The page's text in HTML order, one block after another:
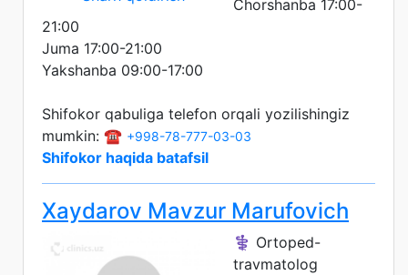
Chorshanba 17:00-
21:00
Juma 17:00-21:00
Yakshanba 09:00-17:00
Shifokor qabuliga telefon orqali yozilishingiz
mumkin: ☎️ +998-78-777-03-03
Shifokor haqida batafsil
Xaydarov Mavzur Marufovich
⚕️ Ortoped-
travmatolog